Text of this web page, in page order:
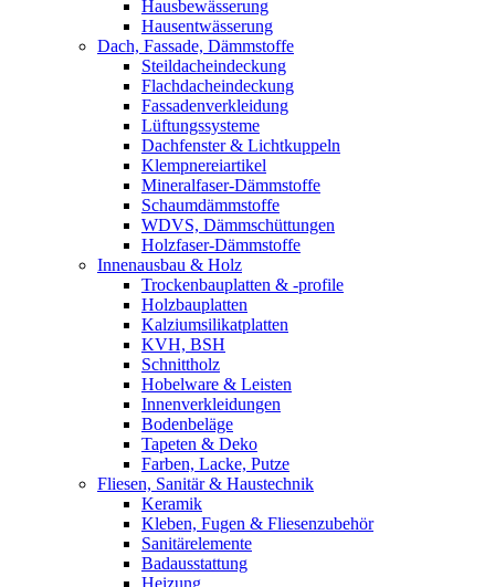
Hausbewässerung
Hausentwässerung
Dach, Fassade, Dämmstoffe
Steildacheindeckung
Flachdacheindeckung
Fassadenverkleidung
Lüftungssysteme
Dachfenster & Lichtkuppeln
Klempnereiartikel
Mineralfaser-Dämmstoffe
Schaumdämmstoffe
WDVS, Dämmschüttungen
Holzfaser-Dämmstoffe
Innenausbau & Holz
Trockenbauplatten & -profile
Holzbauplatten
Kalziumsilikatplatten
KVH, BSH
Schnittholz
Hobelware & Leisten
Innenverkleidungen
Bodenbeläge
Tapeten & Deko
Farben, Lacke, Putze
Fliesen, Sanitär & Haustechnik
Keramik
Kleben, Fugen & Fliesenzubehör
Sanitärelemente
Badausstattung
Heizung